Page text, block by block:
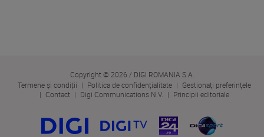
Copyright © 2026 / DIGI ROMANIA S.A.
Termene și condiții
Politica de confidențialitate
Gestionați preferințele
Contact
Digi Communications N.V. Principii editoriale